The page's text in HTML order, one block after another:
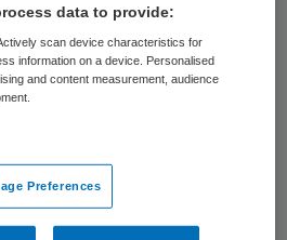
uiten zich volgens
“zeer kwalijk en
tegen vrouwen die op
moet afgelopen zijn met
De Jonge.
data to provide:
scan device characteristics for
information on a device. Personalised
and content measurement, audience
Preferences